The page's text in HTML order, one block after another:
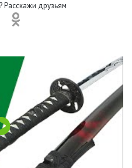
Расскажи друзьям